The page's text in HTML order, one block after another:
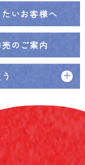
いお客様へ
のご案内